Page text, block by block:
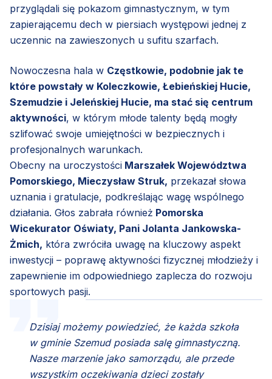
przyglądali się pokazom gimnastycznym, w tym
zapierającemu dech w piersiach występowi jednej z
uczennic na zawieszonych u sufitu szarfach.
Nowoczesna hala w Częstkowie, podobnie jak te
które powstały w Koleczkowie, Łebieńskiej Hucie,
Szemudzie i Jeleńskiej Hucie, ma stać się centrum
aktywności, w którym młode talenty będą mogły
szlifować swoje umiejętności w bezpiecznych i
profesjonalnych warunkach.
Obecny na uroczystości Marszałek Województwa
Pomorskiego, Mieczysław Struk, przekazał słowa
uznania i gratulacje, podkreślając wagę wspólnego
działania. Głos zabrała również Pomorska
Wicekurator Oświaty, Pani Jolanta Jankowska-
Żmich, która zwróciła uwagę na kluczowy aspekt
inwestycji – poprawę aktywności fizycznej młodzieży i
zapewnienie im odpowiedniego zaplecza do rozwoju
sportowych pasji.
Dzisiaj możemy powiedzieć, że każda szkoła
w gminie Szemud posiada salę gimnastyczną.
Nasze marzenie jako samorządu, ale przede
wszystkim oczekiwania dzieci zostały